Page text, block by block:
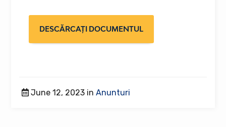
DESCĂRCAȚI DOCUMENTUL
June 12, 2023 inAnunturi